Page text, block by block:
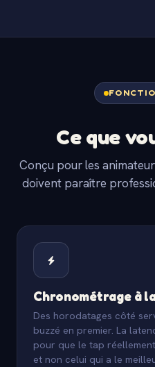
Ce que
Conçu pour les
doivent paraître
Chronométrage à
Des horodatages côté
buzzé en premier. La
pour que le tap
et non celui qui a le